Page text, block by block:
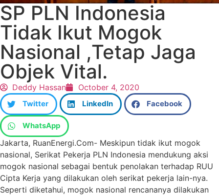
SP PLN Indonesia
Tidak Ikut Mogok
Nasional ,Tetap Jaga
Objek Vital.
Deddy Hassan October 4, 2020
Twitter LinkedIn Facebook
WhatsApp
Jakarta, RuanEnergi.Com- Meskipun tidak ikut mogok
nasional, Serikat Pekerja PLN Indonesia mendukung aksi
mogok nasional sebagai bentuk penolakan terhadap RUU
Cipta Kerja yang dilakukan oleh serikat pekerja lain-nya.
Seperti diketahui, mogok nasional rencananya dilakukan